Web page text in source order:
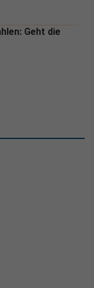
Geht die